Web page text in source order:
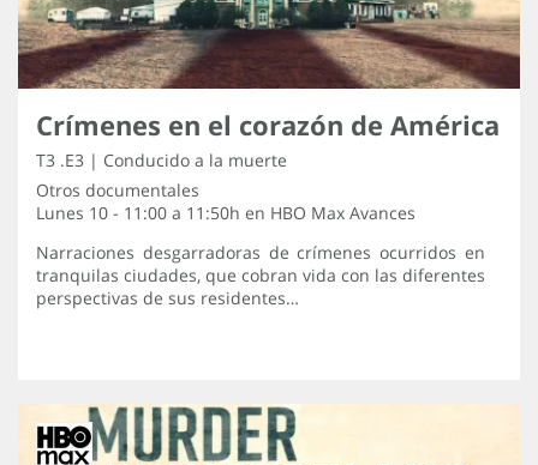
Crímenes en el corazón de América
T3 .E3 | Conducido a la muerte
Otros documentales
Lunes 10 - 11:00 a 11:50h en HBO Max Avances
Narraciones desgarradoras de crímenes ocurridos en
tranquilas ciudades, que cobran vida con las diferentes
perspectivas de sus residentes…